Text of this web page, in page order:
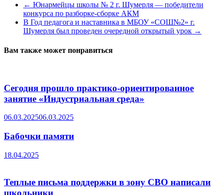
← Юнармейцы школы № 2 г. Шумерля — победители
конкурса по разборке-сборке АКМ
В Год педагога и наставника в МБОУ «СОШ№2» г.
Шумерля был проведен очередной открытый урок →
Вам также может понравиться
Сегодня прошло практико-ориентированное
занятие «Индустриальная среда»
06.03.202506.03.2025
Бабочки памяти
18.04.2025
Теплые письма поддержки в зону СВО написали